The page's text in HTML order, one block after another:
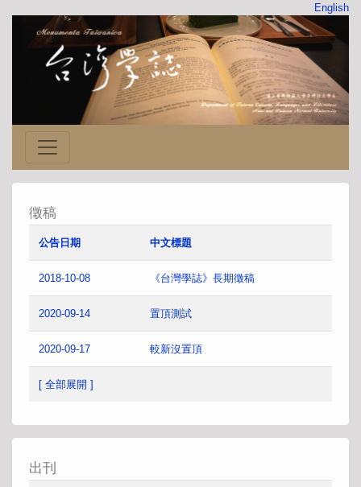
English
徵稿
公告日期 中文標題
2018-10-08 《台灣學誌》長期徵稿
2020-09-14 置頂測試
2020-09-17 較新沒置頂
[ 全部展開 ]
出刊